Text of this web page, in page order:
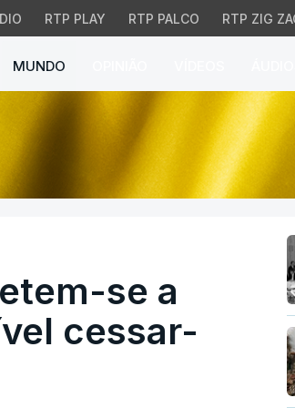
RTP PLAY RTP PALCO RTP ZIG
MUNDO
se a
se a
cessar-